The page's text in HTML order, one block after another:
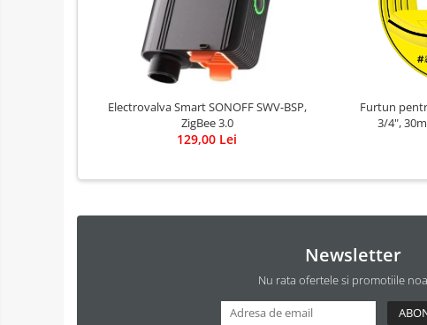
Electrovalva Smart SONOFF SWV-BSP,
ZigBee 3.0
129,00 Lei
Furtun
3/4",
Newsletter
Nu rata ofertele si promotiile